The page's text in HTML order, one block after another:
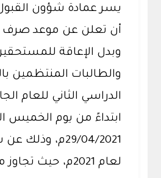
يسر عمادة شؤون
أن تعلن عن موعد صرف
وبدل الإعاقة
والطالبات المنتظمين
ابتداءً من يوم الخميس
29/04/2021م،
لعام 2021م، حيث